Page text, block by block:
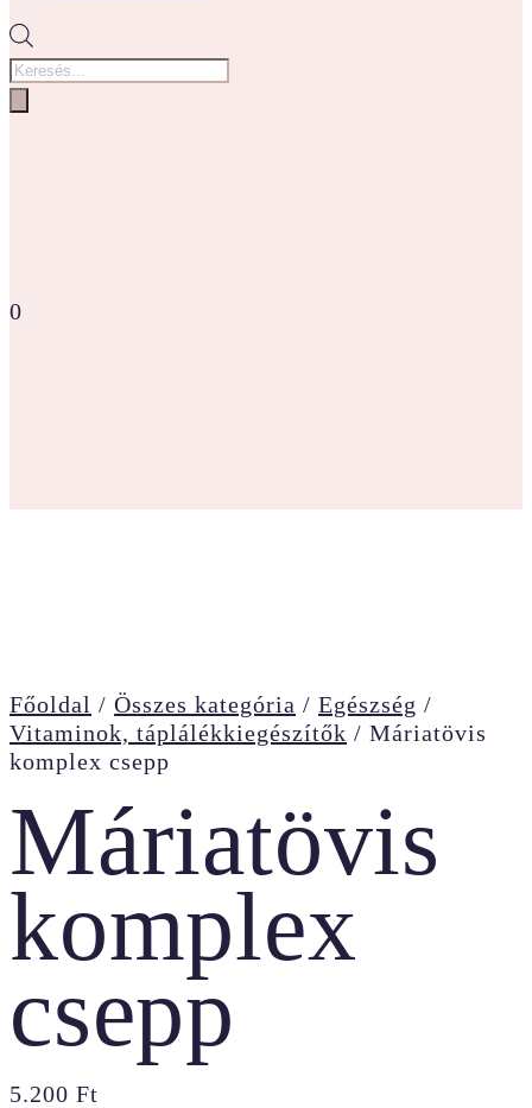
Products
search
0
Főoldal / Összes kategória / Egészség /
Vitaminok, táplálékkiegészítők / Máriatövis
komplex csepp
Máriatövis
komplex
csepp
5.200 Ft